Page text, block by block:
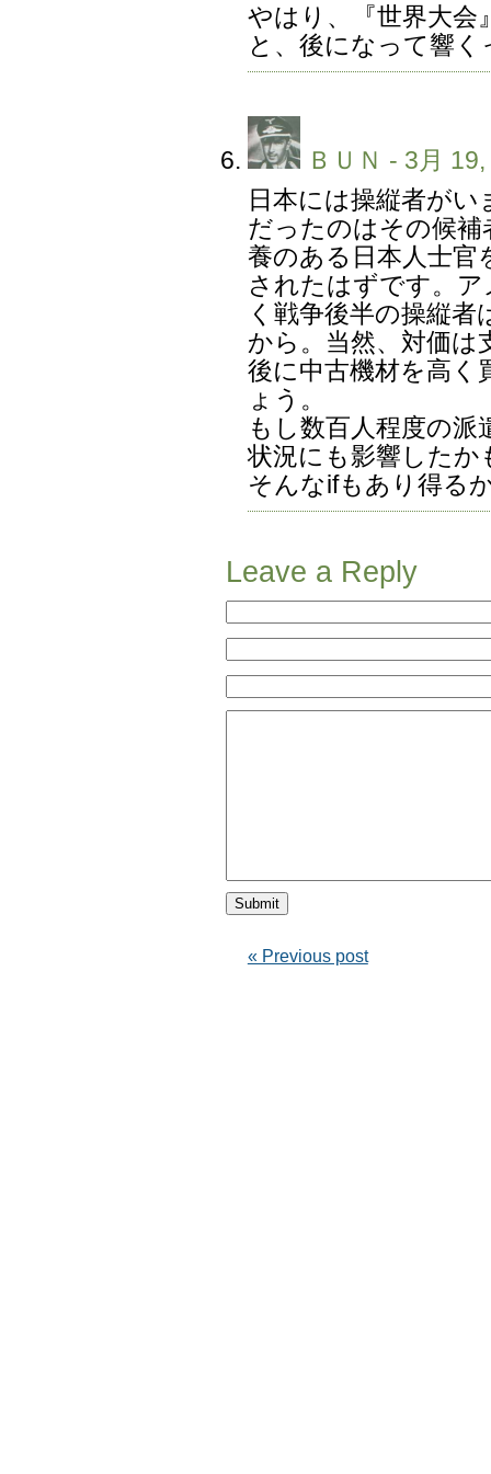
やはり、『世界大会
と、後になって響
ＢＵＮ - 3月
日本には操縦者が
だったのはその候
養のある日本人士官
されたはずです。
く戦争後半の操縦
から。当然、対価は
後に中古機材を高
ょう。
もし数百人程度の
状況にも影響したか
そんなifもあり得る
Leave a Reply
« Previous post